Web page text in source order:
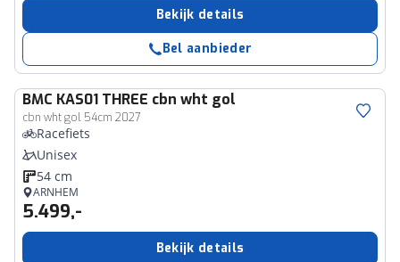
Bekijk details
Bel aanbieder
BMC KAS01 THREE cbn wht gol
cbn wht gol 54cm 2027
Racefiets
Unisex
54 cm
ARNHEM
5.499,-
Bekijk details